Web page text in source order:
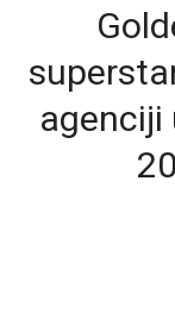
agenciji